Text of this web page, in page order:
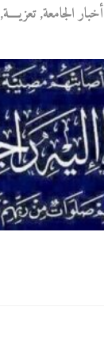
أخبار الجامعة,تعزيــــة,